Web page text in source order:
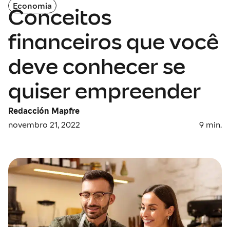
Economia
Conceitos
financeiros que você
deve conhecer se
quiser empreender
Redacción Mapfre
novembro 21, 2022
9 min.